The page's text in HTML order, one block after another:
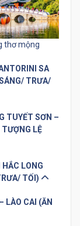
thơ mộng
SA
TRƯA/
TUYẾT SƠN –
TƯỢNG LỆ
LONG
TỐI)
LÀO CAI (ĂN